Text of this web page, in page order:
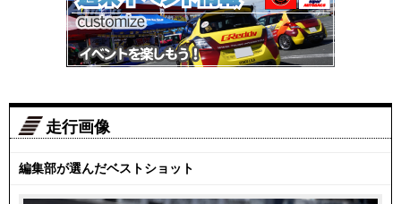
走行画像
編集部が選んだベストショット